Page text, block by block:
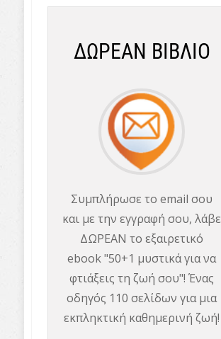
ΔΩΡΕΑΝ ΒΙΒΛΙΟ
Συμπλήρωσε το email σου
και με την εγγραφή σου, λάβε
ΔΩΡΕΑΝ το εξαιρετικό
ebook "50+1 μυστικά για να
φτιάξεις τη ζωή σου"! Ένας
οδηγός 110 σελίδων για μια
εκπληκτική καθημερινή ζωή!